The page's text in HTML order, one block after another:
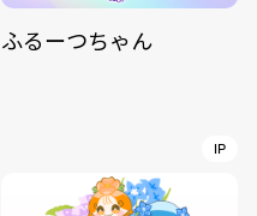
ふるーつちゃん
IP